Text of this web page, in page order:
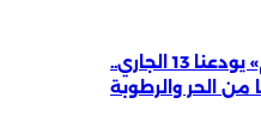
عيسى رمضان: «المرزم» يودعنا 13 الجاري..